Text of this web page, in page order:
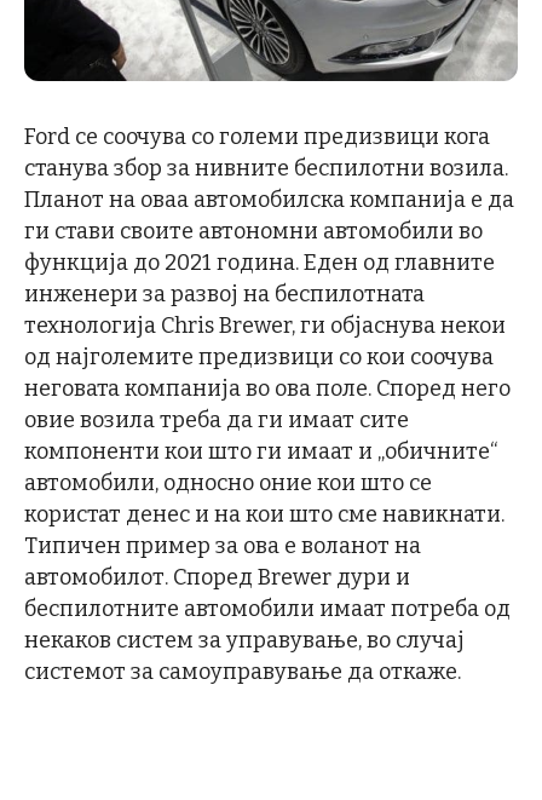
Ford се соочува со големи предизвици кога
станува збор за нивните беспилотни возила.
Планот на оваа автомобилска компанија е да
ги стави своите автономни автомобили во
функција до 2021 година. Еден од главните
инженери за развој на беспилотната
технологија Chris Brewer, ги објаснува некои
од најголемите предизвици со кои соочува
неговата компанија во ова поле. Според него
овие возила треба да ги имаат сите
компоненти кои што ги имаат и „обичните“
автомобили, односно оние кои што се
користат денес и на кои што сме навикнати.
Типичен пример за ова е воланот на
автомобилот. Според Brewer дури и
беспилотните автомобили имаат потреба од
некаков систем за управување, во случај
системот за самоуправување да откаже.